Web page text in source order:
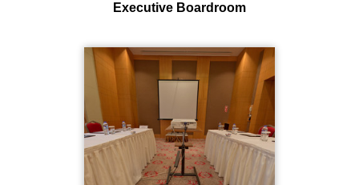
Executive Boardroom